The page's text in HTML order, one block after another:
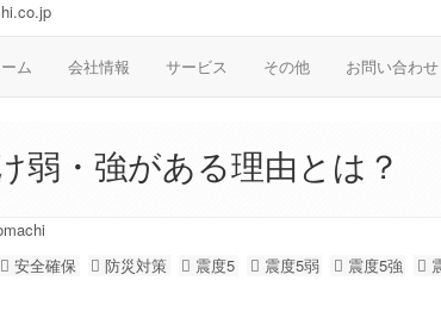
ム 会社情報 サービス その他 お問い合わせ
弱・強がある理由とは？
安全確保 防災対策 震度5 震度5弱 震度5強